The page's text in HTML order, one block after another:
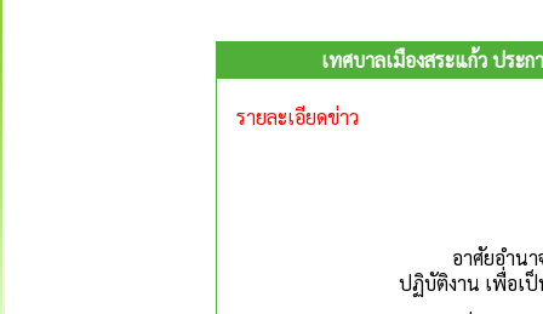
เทศบาลเมืองสระแก้ว ปร
รายละเอียดข่าว
อาศัยอำนาจตา
ปฏิบัติงาน เพื่อเป็